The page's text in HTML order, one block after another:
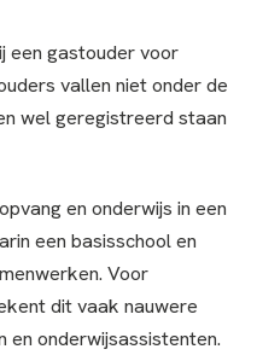
een gastouder voor
vallen niet onder de
wel geregistreerd staan
en onderwijs in een
een basisschool en
Voor
dit vaak nauwere
onderwijsassistenten.